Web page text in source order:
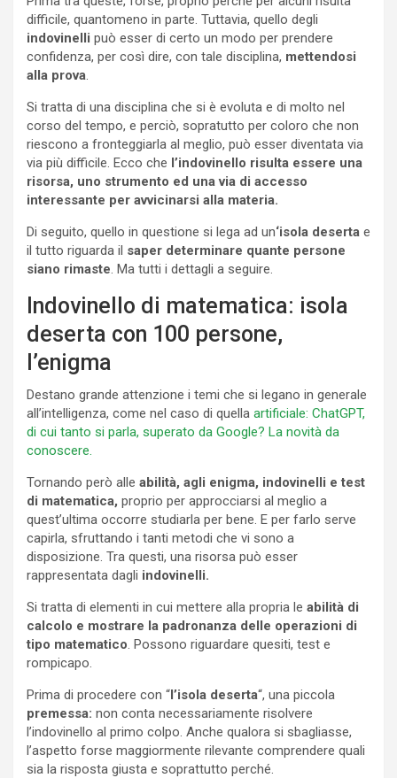
difficile, quantomeno in parte. Tuttavia, quello degli
indovinelli può esser di certo un modo per prendere
confidenza, per così dire, con tale disciplina, mettendosi
alla prova
Si tratta di una disciplina che si è evoluta e di molto nel
corso del tempo, e perciò, sopratutto per coloro che non
riescono a fronteggiarla al meglio, può esser diventata via
via più difficile. Ecco che l’indovinello risulta essere una
risorsa, uno strumento ed una via di accesso
interessante per avvicinarsi alla materia.
Di seguito, quello in questione si lega ad un‘isola deserta e
il tutto riguarda il saper determinare quante persone
siano rimaste . Ma tutti i dettagli a seguire.
Indovinello di matematica: isola
deserta con 100 persone,
l’enigma
Destano grande attenzione i temi che si legano in generale
all’intelligenza, come nel caso di quella artificiale: ChatGPT,
di cui tanto si parla, superato da Google? La novità da
conoscere.
Tornando però alle abilità, agli enigma, indovinelli e test
di matematica, proprio per approcciarsi al meglio a
quest’ultima occorre studiarla per bene. E per farlo serve
capirla, sfruttando i tanti metodi che vi sono a
disposizione. Tra questi, una risorsa può esser
rappresentata dagli indovinelli.
Si tratta di elementi in cui mettere alla propria le abilità di
calcolo e mostrare la padronanza delle operazioni di
tipo matematico . Possono riguardare quesiti, test e
rompicapo.
Prima di procedere con “l’isola deserta“, una piccola
premessa: non conta necessariamente risolvere
l’indovinello al primo colpo. Anche qualora si sbagliasse,
l’aspetto forse maggiormente rilevante comprendere quali
sia la risposta giusta e soprattutto perché.